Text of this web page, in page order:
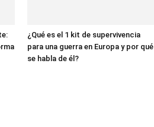
¿Qué es el 1 kit de supervivencia
para una guerra en Europa y por qué
se habla de él?